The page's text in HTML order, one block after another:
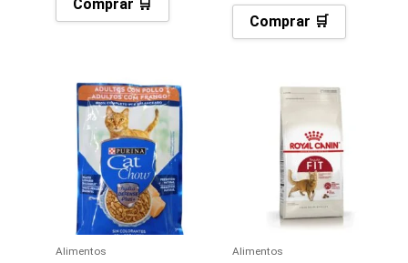
Comprar 🛒
Comprar 🛒
Alimentos Alimentos